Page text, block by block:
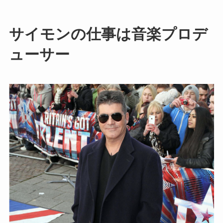
サイモンの仕事は音楽プロデ
ューサー